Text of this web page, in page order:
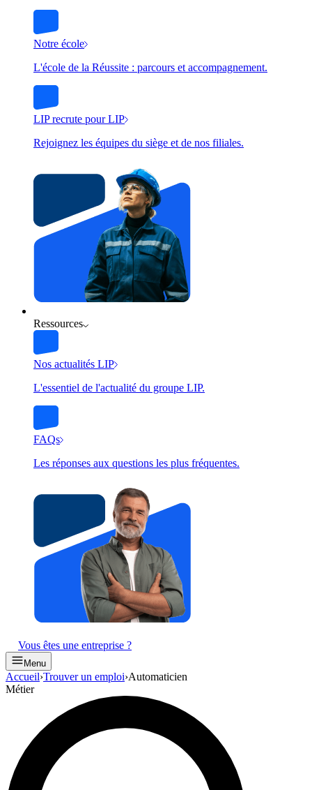
Notre école
L'école de la Réussite : parcours et accompagnement.
LIP recrute pour LIP
Rejoignez les équipes du siège et de nos filiales.
Ressources
Nos actualités LIP
L'essentiel de l'actualité du groupe LIP.
FAQs
Les réponses aux questions les plus fréquentes.
Vous êtes une entreprise ?
Menu
Accueil›Trouver un emploi›Automaticien
Métier